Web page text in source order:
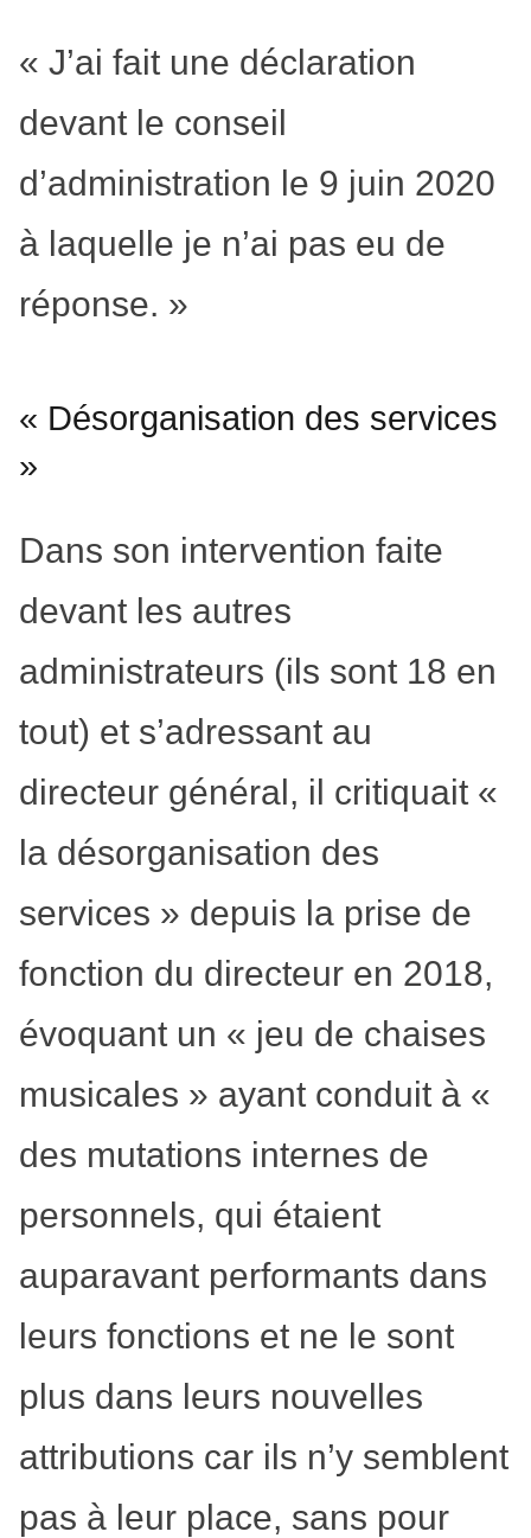
« J’ai fait une déclaration
devant le conseil
d’administration le 9 juin 2020
à laquelle je n’ai pas eu de
réponse. »
« Désorganisation des services
»
Dans son intervention faite
devant les autres
administrateurs (ils sont 18 en
tout) et s’adressant au
directeur général, il critiquait «
la désorganisation des
services » depuis la prise de
fonction du directeur en 2018,
évoquant un « jeu de chaises
musicales » ayant conduit à «
des mutations internes de
personnels, qui étaient
auparavant performants dans
leurs fonctions et ne le sont
plus dans leurs nouvelles
attributions car ils n’y semblent
pas à leur place, sans pour